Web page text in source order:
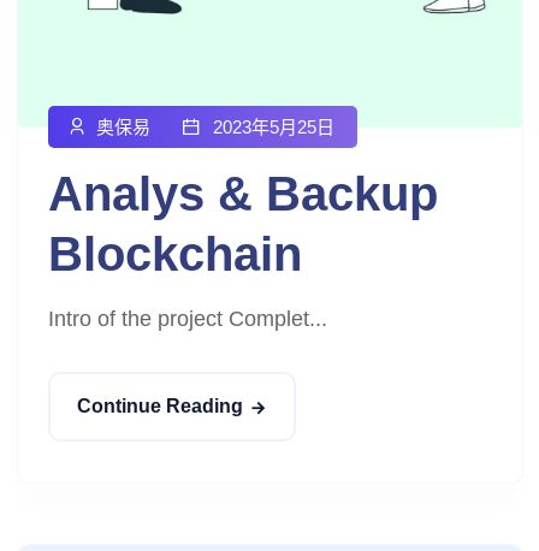
奥保易 2023年5月25日
Analys & Backup
Blockchain
Intro of the project Complet...
Continue Reading